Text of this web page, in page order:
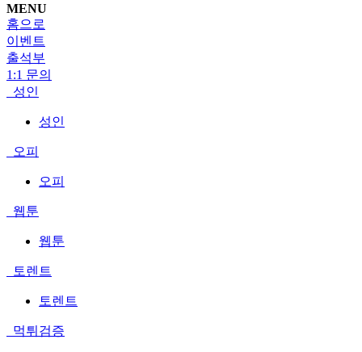
MENU
홈으로
이벤트
출석부
1:1 문의
성인
성인
오피
오피
웹툰
웹툰
토렌트
토렌트
먹튀검증